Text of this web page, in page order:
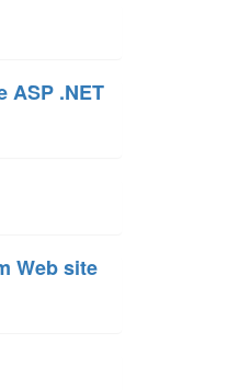
ASP .NET
Web site